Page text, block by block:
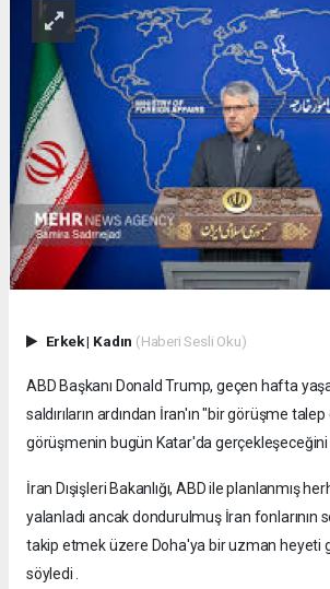
Erkek| Kadın (Haberi Sesli Oku)
ABD Başkanı Donald Trump, geçen hafta
saldırıların ardından İran'ın "bir görüşme
görüşmenin bugün Katar'da gerçekleşeceğini
İran Dışişleri Bakanlığı, ABD ile planlanmış
yalanladı ancak dondurulmuş İran fonlarının
takip etmek üzere Doha'ya bir uzman heyeti
söyledi .